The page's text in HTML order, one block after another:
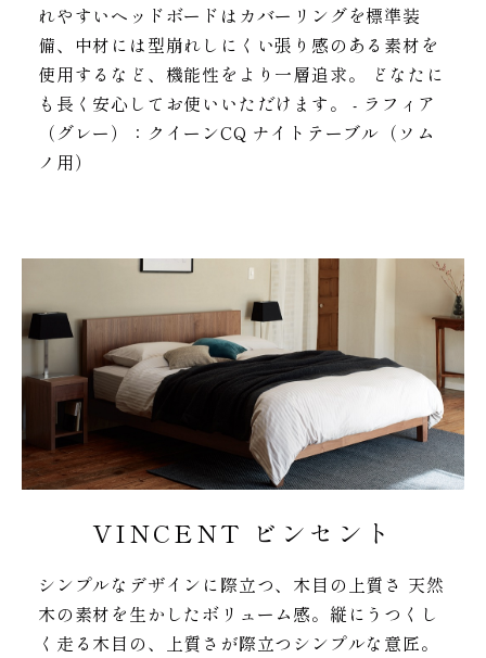
れやすいヘッドボードはカバーリングを標準装
備、中材には型崩れしにくい張り感のある素材を
使用するなど、機能性をより一層追求。 どなたに
も長く安心してお使いいただけます。 - ラフィア
（グレー）：クイーンCQ ナイトテーブル（ソム
ノ用）
VINCENT ビンセント
シンプルなデザインに際立つ、木目の上質さ 天然
木の素材を生かしたボリューム感。縦にうつくし
く走る木目の、上質さが際立つシンプルな意匠。